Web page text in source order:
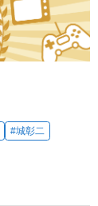
#城彰二